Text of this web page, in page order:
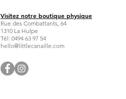
Visitez notre boutique physique
Rue des Combattants, 64
1310 La Hulpe
Tél: 0494 63 97 54
hello@littlecanaille.com